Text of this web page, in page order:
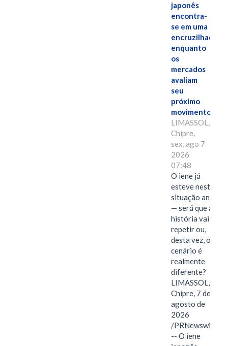
japonês
encontra-
se em uma
encruzilhada
enquanto
os
mercados
avaliam
seu
próximo
movimento.
LIMASSOL,
Chipre,
sex, ago 7
2026
07:48
O iene já
esteve nesta
situação antes
— será que a
história vai se
repetir ou,
desta vez, o
cenário é
realmente
diferente?
LIMASSOL,
Chipre, 7 de
agosto de
2026
/PRNewswire/
-- O iene